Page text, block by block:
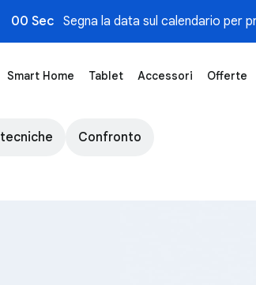
00 Sec Segna la data sul calendario per
Smart Home Tablet Accessori Offerte
Store
Confronto